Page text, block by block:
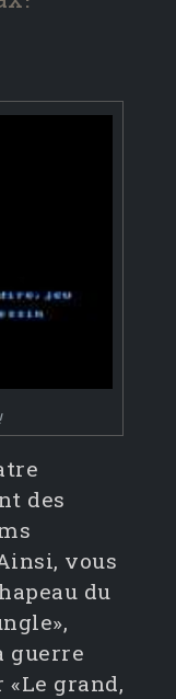
des
vous
du
guerre
«Le grand,